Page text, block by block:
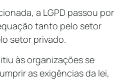
a LGPD passou por
tanto pelo setor
setor privado.
às organizações se
as exigências da lei,